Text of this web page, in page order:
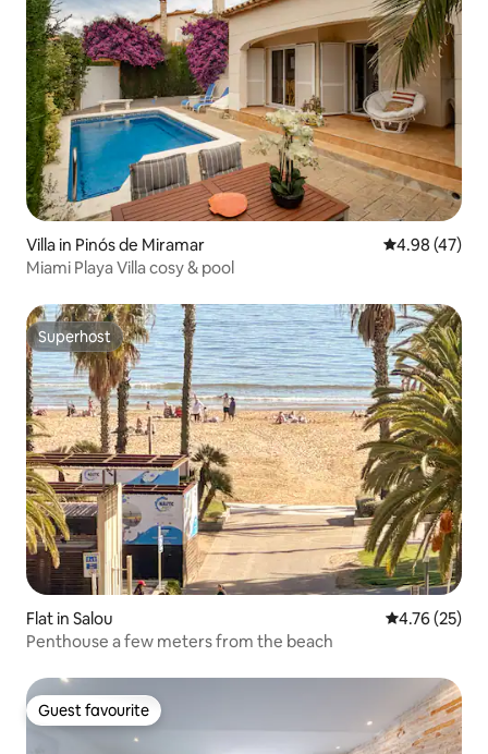
Villa in Pinós de Miramar 4.98 out of 5
4.98 (47)
Miami Playa Villa cosy & pool
Superhost
Superhost
Flat in Salou 4.76 out of 5
4.76 (25)
Penthouse a few meters from the beach
Guest favourite
Guest favourite